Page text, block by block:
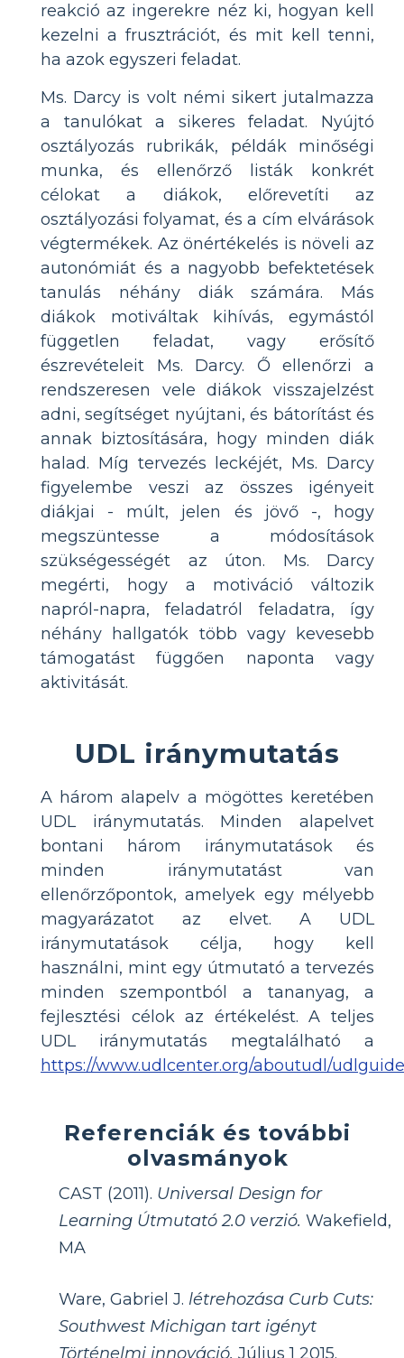
reakció az ingerekre néz ki, hogyan kell
kezelni a frusztrációt, és mit kell tenni,
ha azok egyszeri feladat.
Ms. Darcy is volt némi sikert jutalmazza
a tanulókat a sikeres feladat. Nyújtó
osztályozás rubrikák, példák minőségi
munka, és ellenőrző listák konkrét
célokat a diákok, előrevetíti az
osztályozási folyamat, és a cím elvárások
végtermékek. Az önértékelés is növeli az
autonómiát és a nagyobb befektetések
tanulás néhány diák számára. Más
diákok motiváltak kihívás, egymástól
független feladat, vagy erősítő
észrevételeit Ms. Darcy. Ő ellenőrzi a
rendszeresen vele diákok visszajelzést
adni, segítséget nyújtani, és bátorítást és
annak biztosítására, hogy minden diák
halad. Míg tervezés leckéjét, Ms. Darcy
figyelembe veszi az összes igényeit
diákjai - múlt, jelen és jövő -, hogy
megszüntesse a módosítások
szükségességét az úton. Ms. Darcy
megérti, hogy a motiváció változik
napról-napra, feladatról feladatra, így
néhány hallgatók több vagy kevesebb
támogatást függően naponta vagy
aktivitását.
UDL iránymutatás
A három alapelv a mögöttes keretében
UDL iránymutatás. Minden alapelvet
bontani három iránymutatások és
minden iránymutatást van
ellenőrzőpontok, amelyek egy mélyebb
magyarázatot az elvet. A UDL
iránymutatások célja, hogy kell
használni, mint egy útmutató a tervezés
minden szempontból a tananyag, a
fejlesztési célok az értékelést. A teljes
UDL iránymutatás megtalálható a
https://www.udlcenter.org/aboutudl/
Referenciák és további
olvasmányok
CAST (2011). Universal Design for
Learning Útmutató 2.0 verzió. Wakefield,
MA
Ware, Gabriel J. létrehozása Curb Cuts:
Southwest Michigan tart igényt
Történelmi innováció. Július 1 2015.